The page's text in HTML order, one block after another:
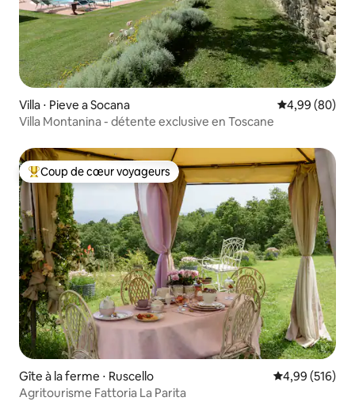
Villa ⋅ Pieve a Socana Évaluation
4,99 (80)
Villa Montanina - détente exclusive en Toscane
Coups de cœur voyageurs les plus appréciés
Coup de cœur voyageurs
Gîte à la ferme ⋅ Ruscello Évaluation
4,99 (516)
Agritourisme Fattoria La Parita